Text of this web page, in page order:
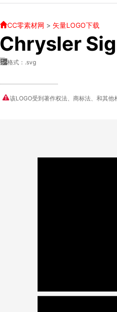
CC零素材网 > 矢量LOGO下载
Chrysler
格式：.svg
该LOGO受到著作权法、商标法、和其他